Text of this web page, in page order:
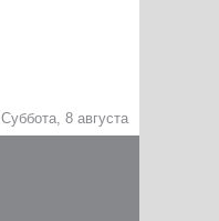
Суббота, 8 августа